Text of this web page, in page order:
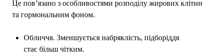
Це пов’язано з особливостями розподілу жирових клітин
та гормональним фоном.
Обличчя. Зменшується набряклість, підборіддя
стає більш чітким.